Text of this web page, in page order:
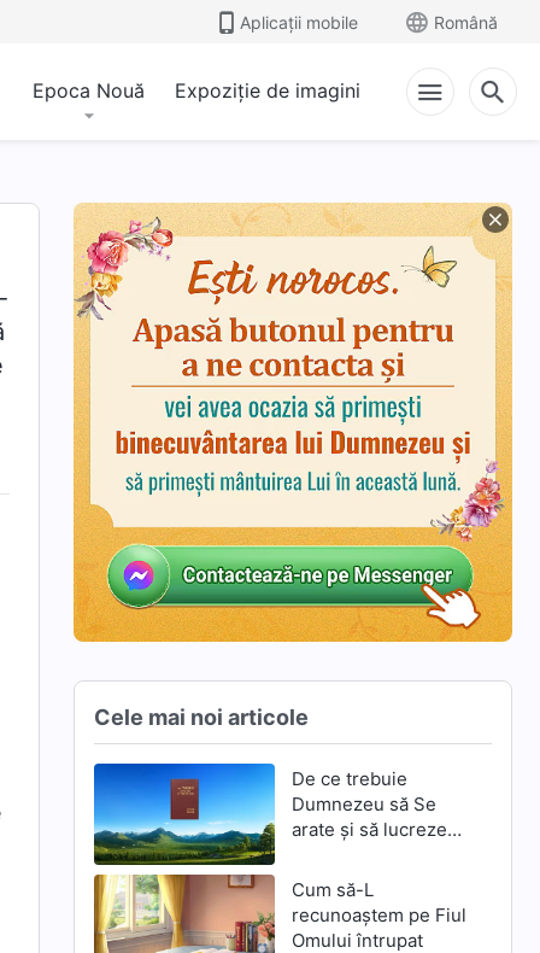
Aplicații mobile Română
Epoca Nouă Expoziție de imagini
Cele mai noi articole
De ce trebuie
Dumnezeu să Se
arate și să lucreze
întrupare în zilele de
pe urmă
Cum să-L
recunoaștem pe Fiul
Omului întrupat